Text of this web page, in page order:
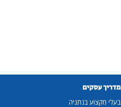
מדריך עסקים
בעלי מקצוע בנתניה